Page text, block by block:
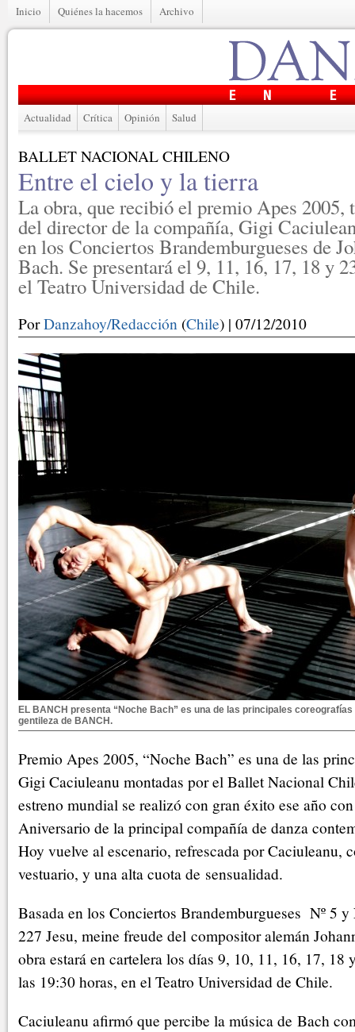
Inicio Quiénes la hacemos Archivo
Actualidad Crítica Opinión Salud
BALLET NACIONAL CHILENO
Entre el cielo y la tierra
La obra, que recibió el premio Apes 2005,
del director de la compañía, Gigi
en los Conciertos Brandemburgueses de
Bach. Se presentará el 9, 11, 16, 17, 18 y
el Teatro Universidad de Chile.
PorDanzahoy/Redacción (Chile) | 07/12/2010
EL BANCH presenta “Noche Bach” es una de las principales coreografías
gentileza de BANCH.
Premio Apes 2005, “Noche Bach” es una de las
Gigi Caciuleanu montadas por el Ballet Nacional
estreno mundial se realizó con gran éxito ese año
Aniversario de la principal compañía de danza
Hoy vuelve al escenario, refrescada por Caciuleanu,
vestuario, y una alta cuota de sensualidad.
Basada en los Conciertos Brandemburgueses Nº 5
227 Jesu, meine freude del compositor alemán
obra estará en cartelera los días 9, 10, 11, 16, 17, 18
las 19:30 horas, en el Teatro Universidad de Chile.
Caciuleanu afirmó que percibe la música de Bach